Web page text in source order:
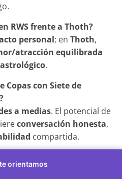
RWS frente a Thoth?
personal; enThoth,
atracción equilibrada
astrológico.
Copas con Siete de
a medias. El potencial de
conversación honesta,
compartida.
foco en una tirada?
definir acuerdos
orientamos